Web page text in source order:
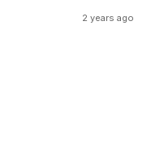
2 years ago